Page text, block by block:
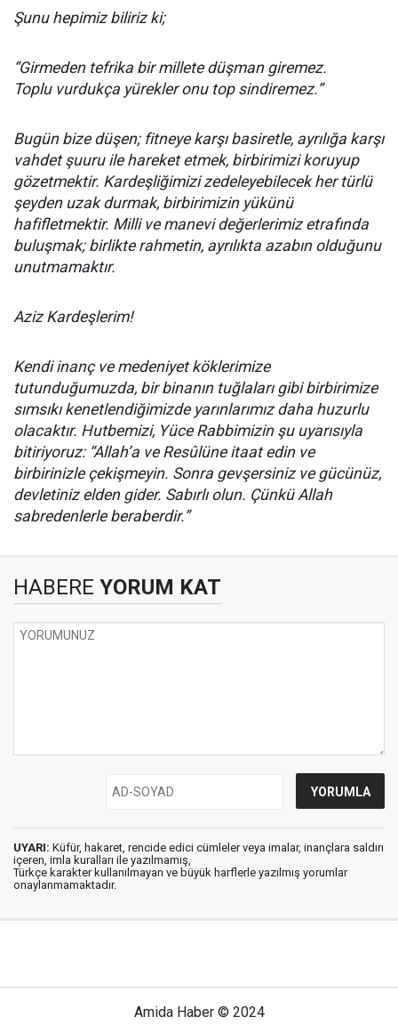
Şunu hepimiz biliriz ki;
“Girmeden tefrika bir millete düşman giremez.
Toplu vurdukça yürekler onu top sindiremez.”
Bugün bize düşen; fitneye karşı basiretle, ayrılığa karşı
vahdet şuuru ile hareket etmek, birbirimizi koruyup
gözetmektir. Kardeşliğimizi zedeleyebilecek her türlü
şeyden uzak durmak, birbirimizin yükünü
hafifletmektir. Milli ve manevi değerlerimiz etrafında
buluşmak; birlikte rahmetin, ayrılıkta azabın olduğunu
unutmamaktır.
Aziz Kardeşlerim!
Kendi inanç ve medeniyet köklerimize
tutunduğumuzda, bir binanın tuğlaları gibi birbirimize
sımsıkı kenetlendiğimizde yarınlarımız daha huzurlu
olacaktır. Hutbemizi, Yüce Rabbimizin şu uyarısıyla
bitiriyoruz: “Allah’a ve Resûlüne itaat edin ve
birbirinizle çekişmeyin. Sonra gevşersiniz ve gücünüz,
devletiniz elden gider. Sabırlı olun. Çünkü Allah
sabredenlerle beraberdir.”
HABERE YORUM KAT
UYARI: Küfür, hakaret, rencide edici cümleler veya imalar, inançlara saldırı
içeren, imla kuralları ile yazılmamış,
Türkçe karakter kullanılmayan ve büyük harflerle yazılmış yorumlar
onaylanmamaktadır.
Amida Haber © 2024